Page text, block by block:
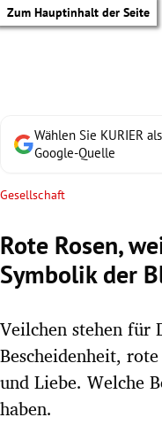
Zum Hauptinhalt der Seite
Untermenü
Untermenü
Wählen Sie KURIER
Google-Quelle
Gesellschaft
Rote Rosen,
Symbolik der
Veilchen stehen für
Bescheidenheit,
und Liebe. Welche
haben.